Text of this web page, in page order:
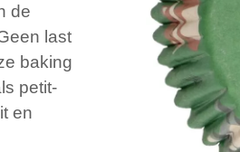
de
last
baking
petit-
en